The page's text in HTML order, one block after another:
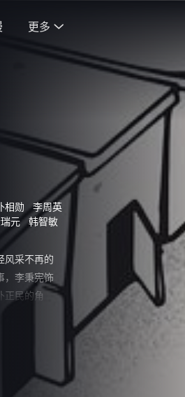
更多 
相勋 李周英
瑞元 韩智敏
风采不再的
，李秉宪饰
正民的角